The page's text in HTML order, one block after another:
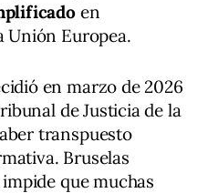
en
Unión Europea.
en marzo de 2026
de Justicia de la
transpuesto
Bruselas
que muchas